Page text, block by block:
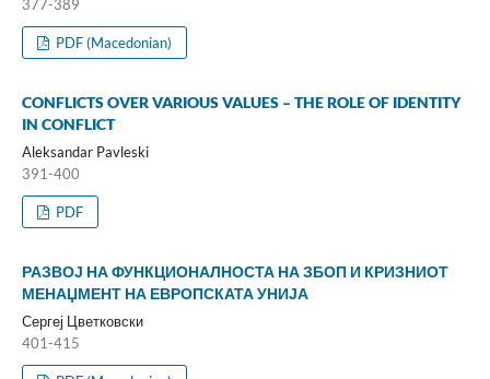
377-389
PDF (Macedonian)
CONFLICTS OVER VARIOUS VALUES – THE ROLE OF IDENTITY
IN CONFLICT
Aleksandar Pavleski
391-400
PDF
РАЗВОЈ НА ФУНКЦИОНАЛНОСТА НА ЗБОП И КРИЗНИОТ
МЕНАЏМЕНТ НА ЕВРОПСКАТА УНИЈА
Сергеј Цветковски
401-415